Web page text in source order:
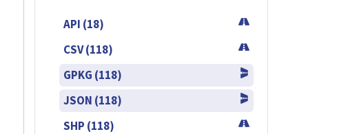
API (18)
CSV (118)
GPKG (118)
JSON (118)
SHP (118)